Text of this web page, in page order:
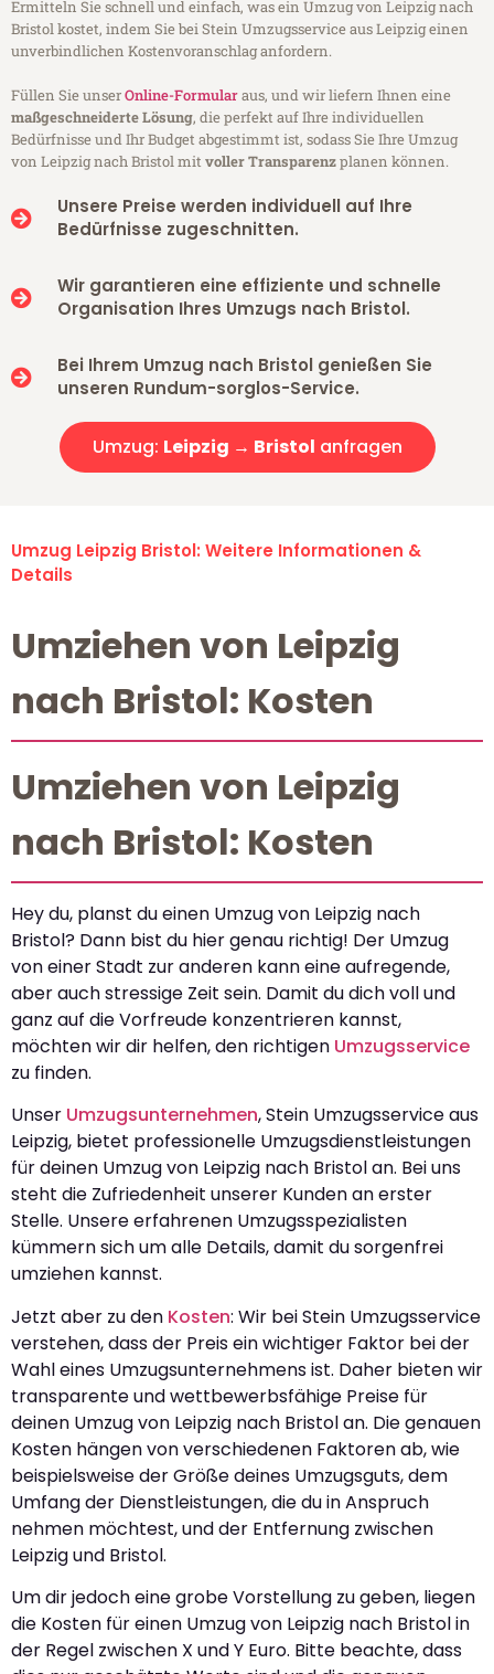
Ermitteln Sie schnell und einfach, was ein Umzug von Leipzig nach
Bristol kostet, indem Sie bei Stein Umzugsservice aus Leipzig einen
unverbindlichen Kostenvoranschlag anfordern.
Füllen Sie unserOnline-Formularaus, und wir liefern Ihnen eine
maßgeschneiderte Lösung, die perfekt auf Ihre individuellen
Bedürfnisse und Ihr Budget abgestimmt ist, sodass Sie Ihre Umzug
von Leipzig nach Bristol mitvoller Transparenzplanen können.
Unsere Preise werden individuell auf Ihre
Bedürfnisse zugeschnitten.
Wir garantieren eine effiziente und schnelle
Organisation Ihres Umzugs nach Bristol.
Bei Ihrem Umzug nach Bristol genießen Sie
unseren Rundum-sorglos-Service.
Umzug: Leipzig → Bristol anfragen
Umzug Leipzig Bristol: Weitere Informationen &
Details
Umziehen von Leipzig
nach Bristol: Kosten
Umziehen von Leipzig
nach Bristol: Kosten
Hey du, planst du einen Umzug von Leipzig nach
Bristol? Dann bist du hier genau richtig! Der Umzug
von einer Stadt zur anderen kann eine aufregende,
aber auch stressige Zeit sein. Damit du dich voll und
ganz auf die Vorfreude konzentrieren kannst,
möchten wir dir helfen, den richtigen Umzugsservice
zu finden.
Unser Umzugsunternehmen, Stein Umzugsservice aus
Leipzig, bietet professionelle Umzugsdienstleistungen
für deinen Umzug von Leipzig nach Bristol an. Bei uns
steht die Zufriedenheit unserer Kunden an erster
Stelle. Unsere erfahrenen Umzugsspezialisten
kümmern sich um alle Details, damit du sorgenfrei
umziehen kannst.
Jetzt aber zu den Kosten: Wir bei Stein Umzugsservice
verstehen, dass der Preis ein wichtiger Faktor bei der
Wahl eines Umzugsunternehmens ist. Daher bieten wir
transparente und wettbewerbsfähige Preise für
deinen Umzug von Leipzig nach Bristol an. Die genauen
Kosten hängen von verschiedenen Faktoren ab, wie
beispielsweise der Größe deines Umzugsguts, dem
Umfang der Dienstleistungen, die du in Anspruch
nehmen möchtest, und der Entfernung zwischen
Leipzig und Bristol.
Um dir jedoch eine grobe Vorstellung zu geben, liegen
die Kosten für einen Umzug von Leipzig nach Bristol in
der Regel zwischen X und Y Euro. Bitte beachte, dass